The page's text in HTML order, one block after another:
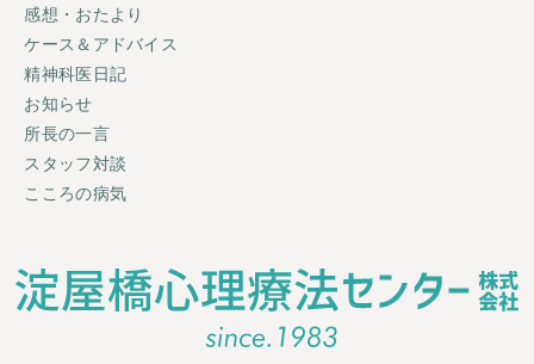
感想・おたより
ケース＆アドバイス
精神科医日記
お知らせ
所長の一言
スタッフ対談
こころの病気